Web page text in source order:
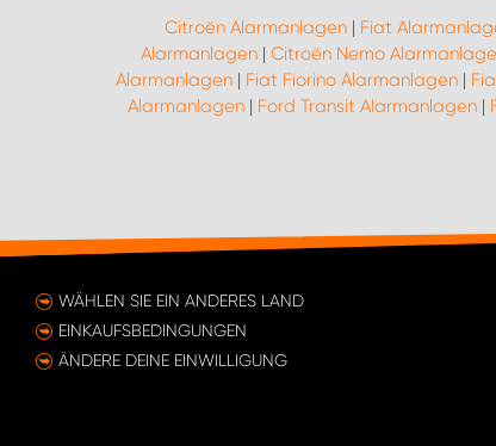
Citroën Alarmanlagen| Fiat
Alarmanlagen | Citroën Nemo
Alarmanlagen| Fiat Fiorino Alarmanlagen|
Alarmanlagen | Ford Transit Alarmanlagen |
WÄHLEN SIE EIN ANDERES LAND
EINKAUFSBEDINGUNGEN
ÄNDERE DEINE EINWILLIGUNG